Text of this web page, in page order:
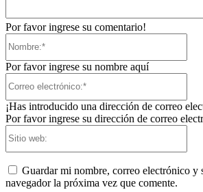
Por favor ingrese su comentario!
Por favor ingrese su nombre aquí
¡Has introducido una dirección de correo
Por favor ingrese su dirección de correo
Guardar mi nombre, correo electrónico y
navegador la próxima vez que comente.